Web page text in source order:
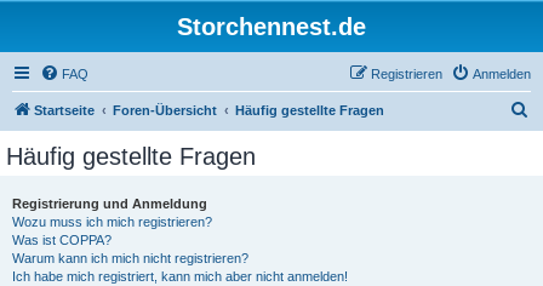
Storchennest.de
FAQ Anmelden
Registrieren
Startseite Foren-Übersicht Häufig gestellte Fragen
Häufig gestellte Fragen
Registrierung und Anmeldung
Wozu muss ich mich registrieren?
Was ist COPPA?
Warum kann ich mich nicht registrieren?
Ich habe mich registriert, kann mich aber nicht anmelden!